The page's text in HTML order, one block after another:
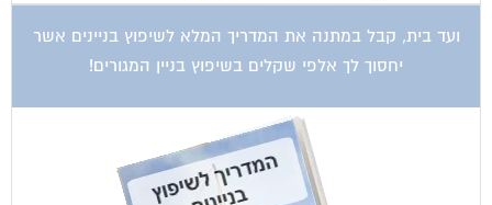
ועד בית, קבל במתנה את המדריך המלא לשיפוץ בניינים אשר
יחסוך לך אלפי שקלים בשיפוץ בניין המגורים!